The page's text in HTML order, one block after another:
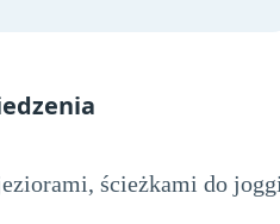
ścieżkami do